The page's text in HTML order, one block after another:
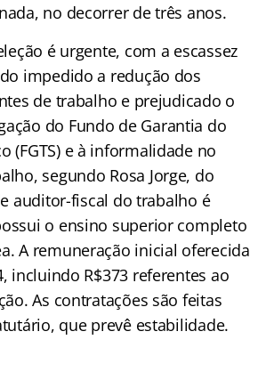
no decorrer de três anos.
é urgente, com a escassez
impedido a redução dos
de trabalho e prejudicado o
do Fundo de Garantia do
(FGTS) e à informalidade no
segundo Rosa Jorge, do
auditor-fiscal do trabalho é
o ensino superior completo
A remuneração inicial oferecida
incluindo R$373 referentes ao
As contratações são feitas
que prevê estabilidade.